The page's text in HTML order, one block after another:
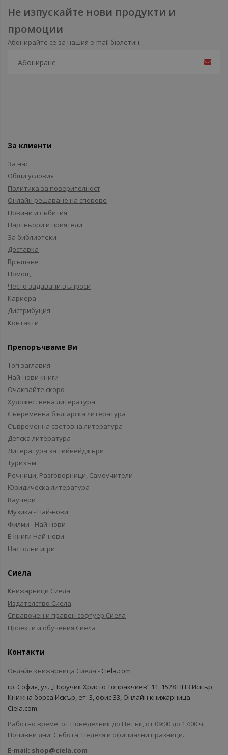
Не изпускайте нови продукти и
промоции
Абонирайте се за нашия e-mail бюлетин
За клиенти
За нас
Общи условия
Политика за поверителност
Онлайн решаване на спорове
Новини и събития
Партньори и приятели
За библиотеки
Доставка
Връщане
Помощ
Често задавани въпроси
Кариера
Дистрибуция
Контакти
Препоръчваме Ви
Топ заглавия
Най-нови книги
Очаквайте скоро
Художествена литература
Съвременна българска литература
Съвременна световна литература
Детска литература
Литература за тийнейджъри
Туризъм
Речници, Разговорници, Самоучители
Юридическа литература
Ваучери
Музика - Най-нови
Филми - Най-нови
Е-книги Най-нови
Настолни игри
Сиела
Книжарници Сиела
Издателство Сиела
Справочен и правен софтуер Сиела
Проекти и обучения Сиела
Контакти
Онлайн книжарница Сиела - Ciela.com
гр. София, ул. „Поручик Христо Топракчиев“ 11, 1528 НПЗ Искър,
Книжна борса Искър, ет. 3, офис 33, Онлайн книжарница
Ciela.com
Работно време: от Понеделник до Петък, от 09:00 до 17:00 ч.
Почивни дни: Събота, Неделя и официални празници.
E-mail: shop@ciela.com